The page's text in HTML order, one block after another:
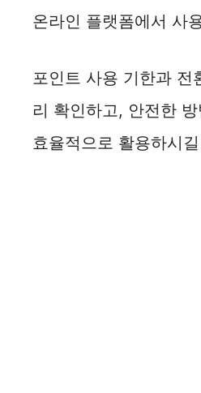
온라인 플랫폼에서 사
포인트 사용 기한과 전
리 확인하고, 안전한
효율적으로 활용하시